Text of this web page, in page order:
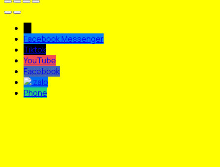
Facebook Messenger
Tiktok
YouTube
Facebook
zalo
Phone